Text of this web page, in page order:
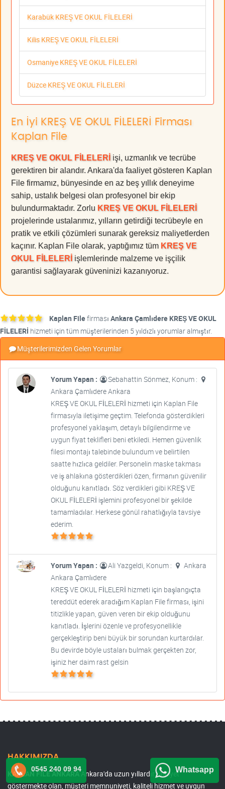
Karabük KREŞ VE OKUL FİLELERİ
Kilis KREŞ VE OKUL FİLELERİ
Osmaniye KREŞ VE OKUL FİLELERİ
Düzce KREŞ VE OKUL FİLELERİ
En İyi KREŞ VE OKUL FİLELERİ Firması
Kaplan File
KREŞ VE OKUL FİLELERİ işi, uzmanlık ve tecrübe
gerektiren bir alandır. Ankara'da faaliyet gösteren Kaplan
File firmamız, bünyesinde en az beş yıllık deneyime
sahip, ustalık belgesi olan profesyonel bir ekip
bulundurmaktadır. Zorlu KREŞ VE OKUL FİLELERİ
projelerinde ustalarımız, yılların getirdiği tecrübeyle en
pratik ve etkili çözümleri sunarak gereksiz maliyetlerden
kaçınır. Kaplan File olarak, yaptığımız tüm KREŞ VE
OKUL FİLELERİ işlemlerinde malzeme ve işçilik
garantisi sağlayarak güveninizi kazanıyoruz.
Kaplan Filefirması Ankara Çamlıdere KREŞ VE OKUL
FİLELERİ hizmeti için tüm müşterilerinden 5 yıldızlı yorumlar almıştır.
Müşterilerimizden Gelen Yorumlar
Yorum Yapan :
Sebahattin Sönmez, Konum :
Ankara Çamlıdere Ankara
KREŞ VE OKUL FİLELERİ hizmeti için Kaplan File
firmasıyla iletişime geçtim. Telefonda gösterdikleri
profesyonel yaklaşım, detaylı bilgilendirme ve
uygun fiyat teklifleri beni etkiledi. Hemen güvenlik
filesi montajı talebinde bulundum ve belirtilen
saatte hızlıca geldiler. Personelin maske takması
ve iş ahlakına gösterdikleri özen, firmanın güvenilir
olduğunu kanıtladı. Söz verdikleri gibi KREŞ VE
OKUL FİLELERİ işlemini profesyonel bir şekilde
tamamladılar. Herkese gönül rahatlığıyla tavsiye
ederim.
Yorum Yapan : Ali Yazgeldi, Konum :
Ankara
Ankara Çamlıdere
KREŞ VE OKUL FİLELERİ hizmeti için başlangıçta
tereddüt ederek aradığım Kaplan File firması, işini
titizlikle yapan, güven veren bir ekip olduğunu
kanıtladı. İşlerini özenle ve profesyonellikle
gerçekleştirip beni büyük bir sorundan kurtardılar.
Bu devirde böyle ustaları bulmak gerçekten zor,
işiniz her daim rast gelsin
HAKKIMIZDA
KAPLAN FİLE ANKARAAnkara'da uzun yıllardır faaliyet
göstermekte olan, müşteri memnuniyeti, kaliteli hizmet ve uygun
0545 240 09 94 Whatsapp